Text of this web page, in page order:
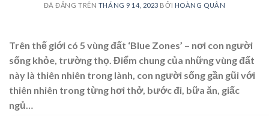
ĐÃ ĐĂNG TRÊN THÁNG 9 14, 2023 BỞI HOÀNG QUÂN
Trên thế giới có 5 vùng đất ‘Blue Zones’ – nơi con người
sống khỏe, trường thọ. Điểm chung của những vùng đất
này là thiên nhiên trong lành, con người sống gần gũi với
thiên nhiên trong từng hơi thở, bước đi, bữa ăn, giấc
ngủ…